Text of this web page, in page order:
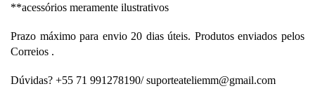
**acessórios meramente ilustrativos
Prazo máximo para envio 20 dias úteis. Produtos enviados pelos
Correios .
Dúvidas? +55 71 991278190/ suporteateliemm@gmail.com